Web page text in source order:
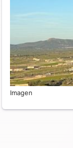
Imagen